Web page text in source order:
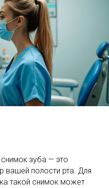
зуба — это
вашей полости рта. Для
такой снимок может